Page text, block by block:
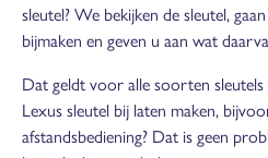
sleutel? We bekijken de sleutel,
bijmaken en geven u aan wat
Dat geldt voor alle soorten
Lexus sleutel bij laten maken,
afstandsbediening? Dat is geen